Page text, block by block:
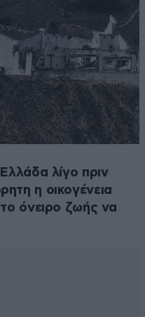
λίγο πριν
η οικογένεια
όνειρο ζωής να